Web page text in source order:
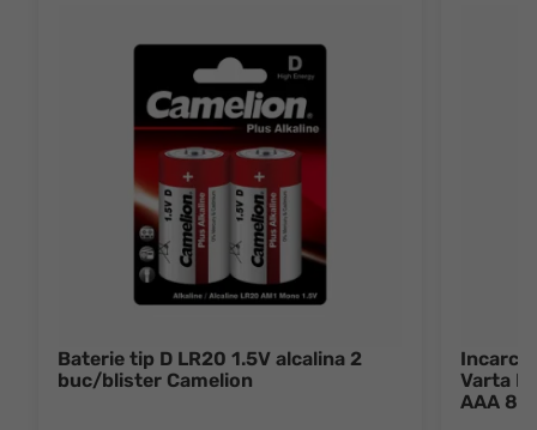
Baterie tip D LR20 1.5V alcalina 2
buc/blister Camelion
Varta
AAA